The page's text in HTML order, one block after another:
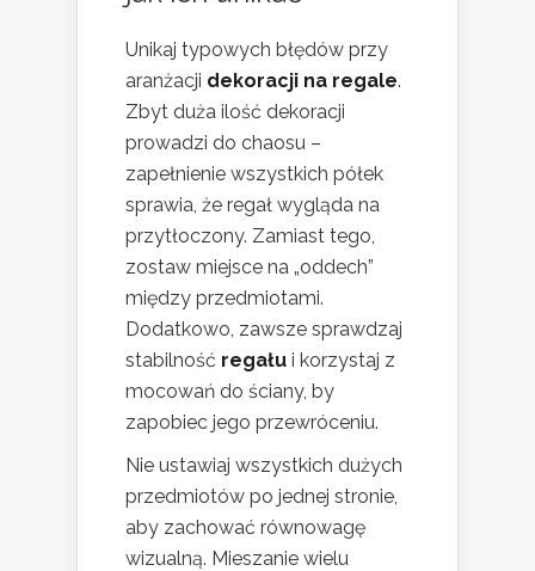
Unikaj typowych błędów przy
aranżacji dekoracji na regale.
Zbyt duża ilość dekoracji
prowadzi do chaosu –
zapełnienie wszystkich półek
sprawia, że regał wygląda na
przytłoczony. Zamiast tego,
zostaw miejsce na „oddech”
między przedmiotami.
Dodatkowo, zawsze sprawdzaj
stabilność regału i korzystaj z
mocowań do ściany, by
zapobiec jego przewróceniu.
Nie ustawiaj wszystkich dużych
przedmiotów po jednej stronie,
aby zachować równowagę
wizualną. Mieszanie wielu